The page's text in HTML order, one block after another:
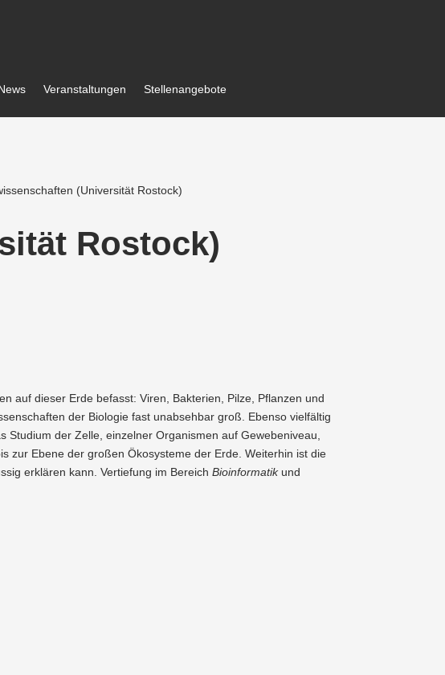
Veran­stal­tungen Stellen­an­gebote
(Univer­sität Rostock)
Rostock)
auf dieser Erde befasst: Viren, Bakterien, Pilze, Pflanzen und
der Biologie fast unabsehbar groß. Ebenso vielfältig
der Zelle, einzelner Organismen auf Gewebe­niveau,
zur Ebene der großen Ökosysteme der Erde. Weiterhin ist die
erklären kann. Vertiefung im BereichBioin­for­matikund